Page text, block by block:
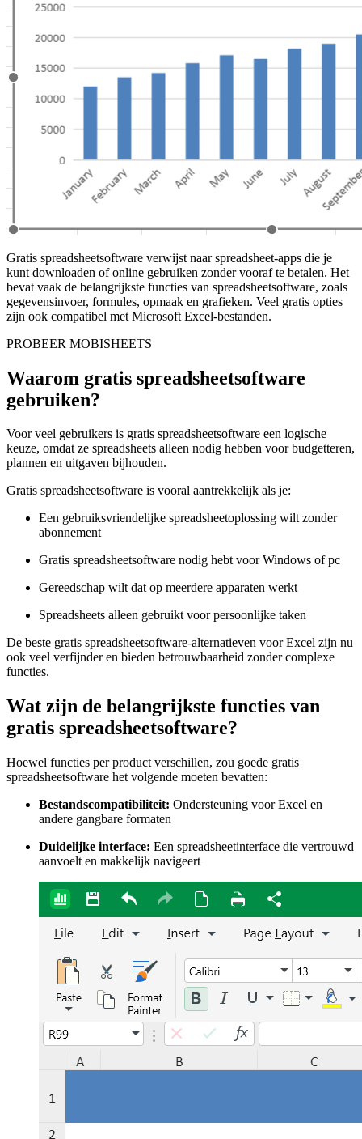
Gratis spreadsheetsoftware verwijst naar spreadsheet-apps die je
kunt downloaden of online gebruiken zonder vooraf te betalen. Het
bevat vaak de belangrijkste functies van spreadsheetsoftware, zoals
gegevensinvoer, formules, opmaak en grafieken. Veel gratis opties
zijn ook compatibel met Microsoft Excel-bestanden.
PROBEER MOBISHEETS
Waarom gratis spreadsheetsoftware
gebruiken?
Voor veel gebruikers is gratis spreadsheetsoftware een logische
keuze, omdat ze spreadsheets alleen nodig hebben voor budgetteren,
plannen en uitgaven bijhouden.
Gratis spreadsheetsoftware is vooral aantrekkelijk als je:
Een gebruiksvriendelijke spreadsheetoplossing wilt zonder
abonnement
Gratis spreadsheetsoftware nodig hebt voor Windows of pc
Gereedschap wilt dat op meerdere apparaten werkt
Spreadsheets alleen gebruikt voor persoonlijke taken
De beste gratis spreadsheetsoftware-alternatieven voor Excel zijn nu
ook veel verfijnder en bieden betrouwbaarheid zonder complexe
functies.
Wat zijn de belangrijkste functies van
gratis spreadsheetsoftware?
Hoewel functies per product verschillen, zou goede gratis
spreadsheetsoftware het volgende moeten bevatten:
Bestandscompatibiliteit: Ondersteuning voor Excel en
andere gangbare formaten
Duidelijke interface: Een spreadsheetinterface die vertrouwd
aanvoelt en makkelijk navigeert